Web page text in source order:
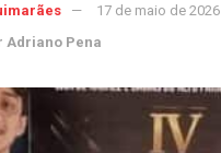
17 de maio de 2026
Adriano Pena